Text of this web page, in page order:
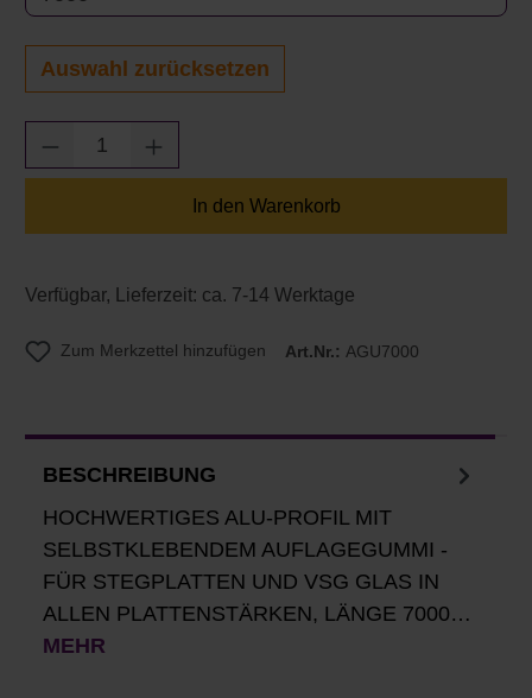
Auswahl zurücksetzen
Produkt Anzahl: Gib den gewünschten
In den Warenkorb
Verfügbar, Lieferzeit: ca. 7-14 Werktage
Zum Merkzettel hinzufügen Art.Nr.: AGU7000
BESCHREIBUNG
HOCHWERTIGES ALU-PROFIL MIT
SELBSTKLEBENDEM AUFLAGEGUMMI -
FÜR STEGPLATTEN UND VSG GLAS IN
ALLEN PLATTENSTÄRKEN, LÄNGE 7000…
MEHR